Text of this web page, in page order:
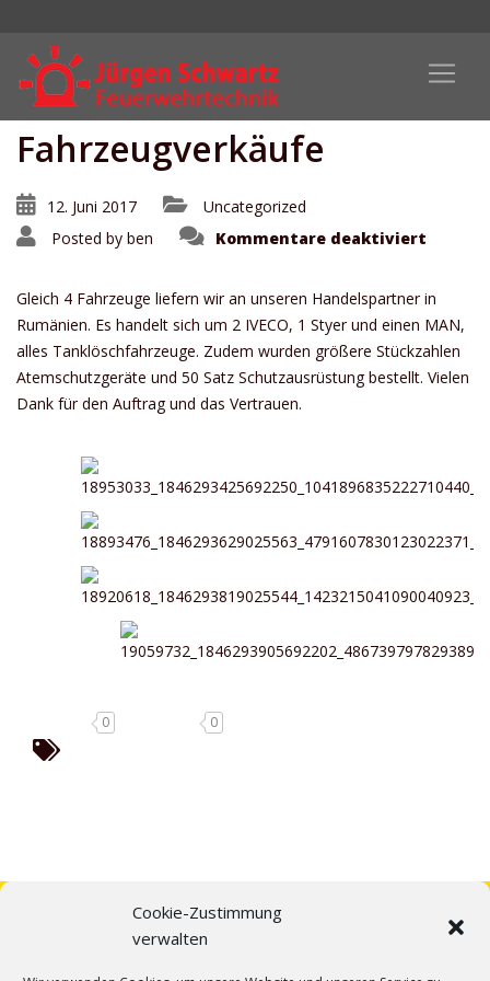
Cookie-Zustimmung
verwalten
Fahrzeugverkäufe
12. Juni 2017
Uncategorized
Posted by ben Kommentare deaktiviert
Gleich 4 Fahrzeuge liefern wir an unseren Handelspartner in
Rumänien. Es handelt sich um 2 IVECO, 1 Styer und einen MAN,
alles Tanklöschfahrzeuge. Zudem wurden größere Stückzahlen
Atemschutzgeräte und 50 Satz Schutzausrüstung bestellt. Vielen
Dank für den Auftrag und das Vertrauen.
0 0